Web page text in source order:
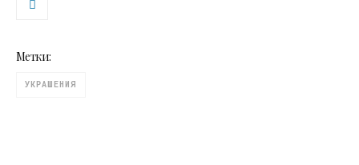
Метки:
УКРАШЕНИЯ